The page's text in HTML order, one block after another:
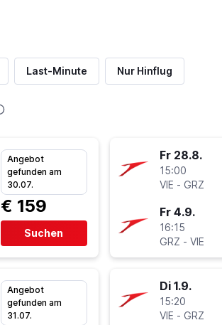
Last-Minute Nur Hinflug
Angebot
gefunden am
30.07.
€ 159
Suchen
Angebot
gefunden am
31.07.
Fr 28.8.
15:00
VIE - GRZ
Fr 4.9.
16:15
GRZ - VIE
Di 1.9.
15:20
VIE - GRZ